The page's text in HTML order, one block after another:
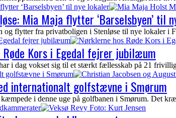
‘Barselsbyen’ til nye lokaler
Mia Maja flytter ‘Barselsbyen’ til
flytter fra privatboligen i Stenløse til nye lokaler i
fejrer jubilæum
Kors i Egedal fejrer jubilæum
i dag vokset sig til et stærkt fællesskab på 21
golfstævne i Smørum
internationalt golfstævne i Smørum
i denne uge på golfbanen i Smørum. Det